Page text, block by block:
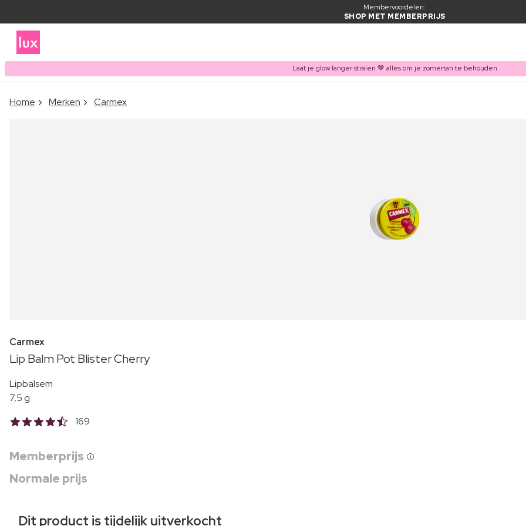
Membervoordelen:
SHOP MET MEMBERPRIJS
Laat je glow langer stralen 🤎 alles om je zomertan te behouden
Home Merken Carmex
Carmex
Lip Balm Pot Blister Cherry
Lipbalsem
7,5 g
169
Memberprijs
Normale prijs
Dit product is tijdelijk uitverkocht